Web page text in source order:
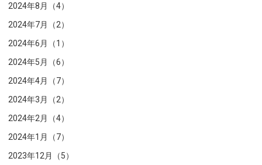
2024年8月（4）
2024年7月（2）
2024年6月（1）
2024年5月（6）
2024年4月（7）
2024年3月（2）
2024年2月（4）
2024年1月（7）
2023年12月（5）